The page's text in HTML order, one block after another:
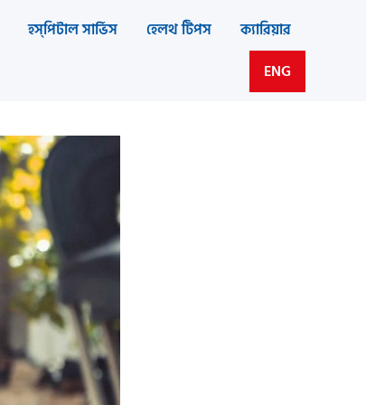
হস্‌পিটাল সার্ভিস হেলথ টিপস
ক্যারিয়ার
ENG